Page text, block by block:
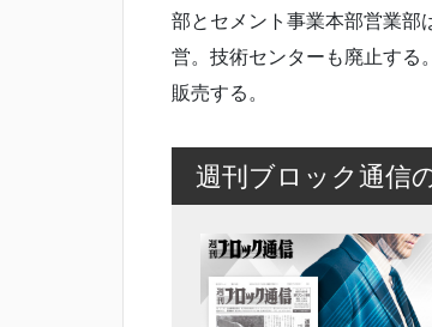
部とセメント事業本部営業部
営。技術センターも廃止する
販売する。
週刊ブロック通信